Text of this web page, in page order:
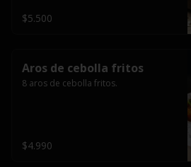
$5.500
Aros de cebolla fritos
8 aros de cebolla fritos.
$4.990